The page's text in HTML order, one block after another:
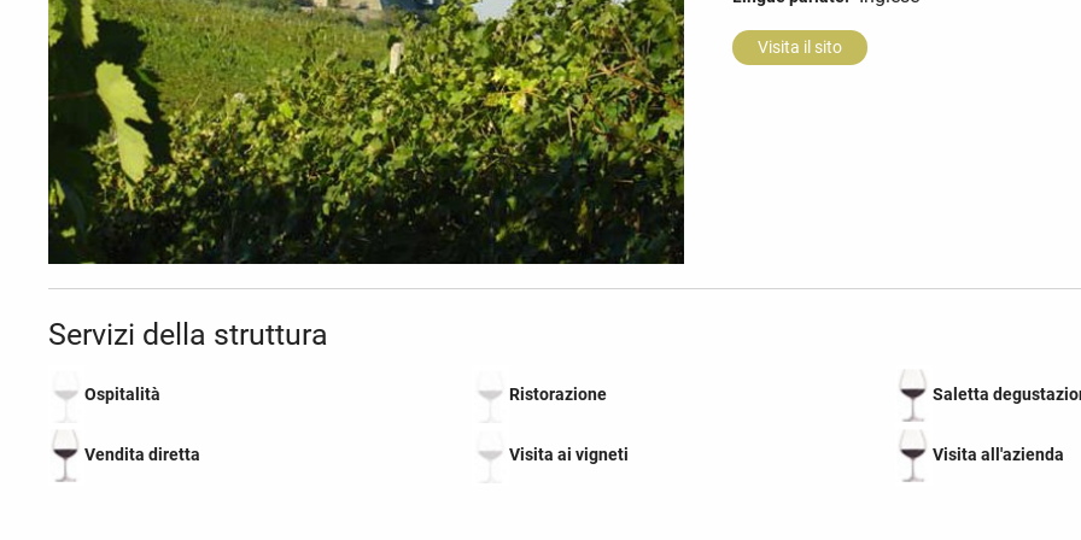
Visita il sito
Servizi della struttura
Ospitalità Ristorazione Saletta
Vendita diretta Visita ai vigneti Visita all'azienda